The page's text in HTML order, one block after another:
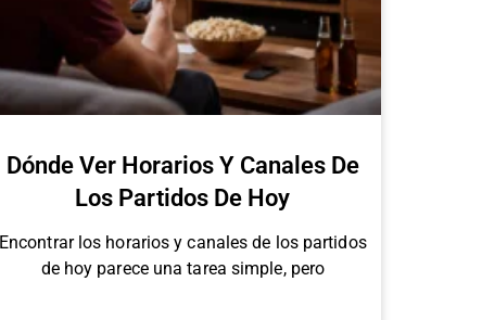
Dónde Ver Horarios Y Canales De
Los Partidos De Hoy
Encontrar los horarios y canales de los partidos
de hoy parece una tarea simple, pero